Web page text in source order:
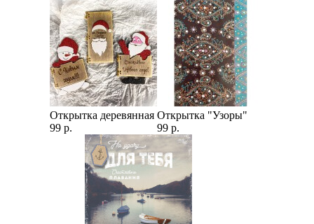
Открытка деревянная
99 р.
Открытка "Узоры"
99 р.